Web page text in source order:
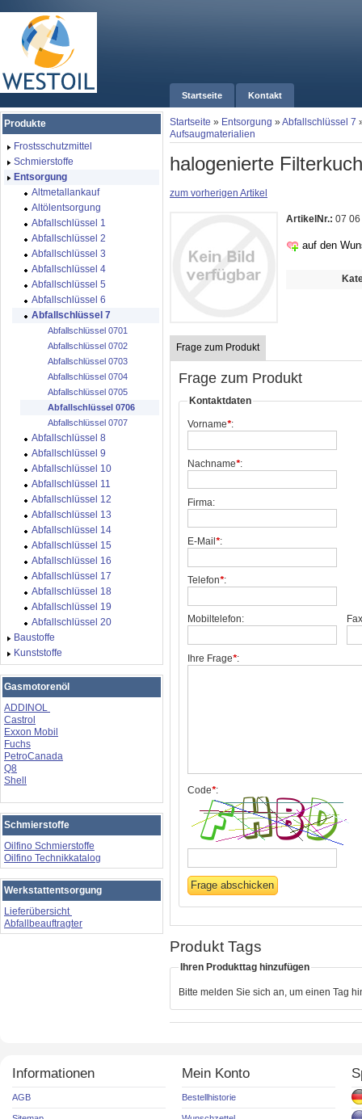
Startseite Kontakt
Startseite » Entsorgung »Abfallschlüssel 7
Aufsaugmaterialien
halogenierte
zum vorherigen Artikel
ArtikelNr.: 07
auf den
Frage zum Produkt
Frage zum Produkt
Kontaktdaten
Vorname*:
Nachname*:
Firma:
E-Mail *:
Telefon*:
Mobiltelefon:
Ihre Frage*:
Code*:
Produkt Tags
Ihren Produkttag hinzufügen
Bitte melden Sie sich an, um einen Tag
Produkte
Frostsschutzmittel
Schmierstoffe
Entsorgung
Altmetallankauf
Altölentsorgung
Abfallschlüssel 1
Abfallschlüssel 2
Abfallschlüssel 3
Abfallschlüssel 4
Abfallschlüssel 5
Abfallschlüssel 6
Abfallschlüssel 7
Abfallschlüssel 0701
Abfallschlüssel 0702
Abfallschlüssel 0703
Abfallschlüssel 0704
Abfallschlüssel 0705
Abfallschlüssel 0706
Abfallschlüssel 0707
Abfallschlüssel 8
Abfallschlüssel 9
Abfallschlüssel 10
Abfallschlüssel 11
Abfallschlüssel 12
Abfallschlüssel 13
Abfallschlüssel 14
Abfallschlüssel 15
Abfallschlüssel 16
Abfallschlüssel 17
Abfallschlüssel 18
Abfallschlüssel 19
Abfallschlüssel 20
Baustoffe
Kunststoffe
Gasmotorenöl
ADDINOL
Castrol
Exxon Mobil
Fuchs
PetroCanada
Q8
Shell
Schmierstoffe
Oilfino Schmierstoffe
Oilfino Technikkatalog
Werkstattentsorgung
Lieferübersicht
Abfallbeauftragter
Informationen
AGB
Mein Konto
Bestellhistorie